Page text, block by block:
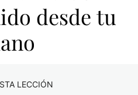
desde tu
LECCIÓN